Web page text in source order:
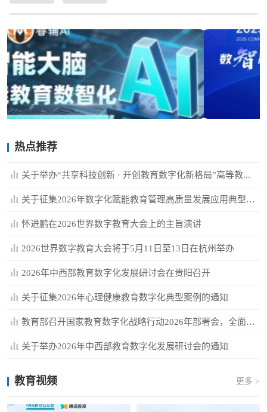
热点推荐
关于举办“共享科技创新 · 开创教育数字化新格局”高等教...
关于征集2026年数字化赋能教育管理高质量发展应用典型案例的通知
怀进鹏在2026世界数字教育大会上的主旨演讲
2026世界数字教育大会将于5月11日至13日在杭州举办
2026年中西部教育数字化发展研讨会在贵阳召开
关于征集2026年心理健康教育数字化典型案例的通知
教育部召开国家教育数字化战略行动2026年部署会，全面深入推...
关于举办2026年中西部教育数字化发展研讨会的通知
教育视频 更多 >